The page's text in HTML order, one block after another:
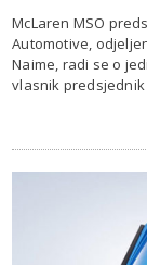
McLaren MSO
Automotive,
Naime, radi se o
vlasnik predsjednik